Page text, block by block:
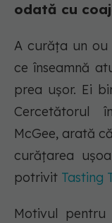
odată cu
A curăța un
ce înseamnă
prea ușor. Ei
Cercetătorul
McGee, arată
curățarea
potrivit Tasting
Motivul